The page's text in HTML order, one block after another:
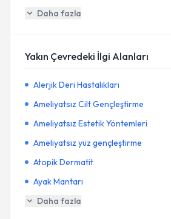
Daha fazla
Yakın Çevredeki İlgi Alanları
Alerjik Deri Hastalıkları
Ameliyatsız Cilt Gençleştirme
Ameliyatsız Estetik Yöntemleri
Ameliyatsız yüz gençleştirme
Atopik Dermatit
Ayak Mantarı
Daha fazla